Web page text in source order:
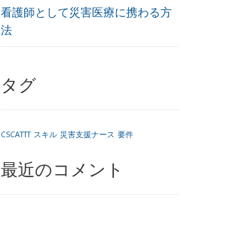
看護師として災害医療に携わる方
法
タグ
CSCATTT スキル 災害支援ナース 要件
最近のコメント